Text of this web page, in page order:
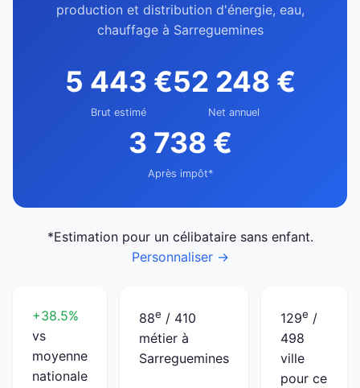
production et distribution d'énergie, eau,
chauffage à Sarreguemines
5 443 €
Brut estimé
52 248 €
Net annuel
3 738 €
Après impôt*
*Estimation pour un célibataire sans enfant.
Personnaliser →
+38.5%
vs
moyenne
nationale
88e / 410
métier à
Sarreguemines
129e /
498
ville
pour ce